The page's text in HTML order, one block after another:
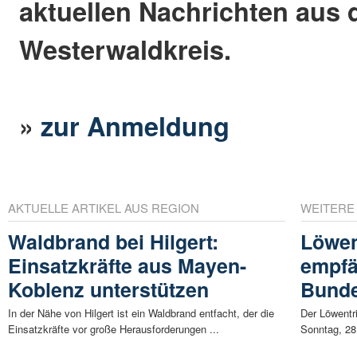
aktuellen Nachrichten aus
Westerwaldkreis.
»zur Anmeldung
AKTUELLE ARTIKEL AUS REGION
Waldbrand bei Hilgert:
Einsatzkräfte aus Mayen-
Koblenz unterstützen
In der Nähe von Hilgert ist ein Waldbrand entfacht, der die
Einsatzkräfte vor große Herausforderungen ...
Der
Sonntag,